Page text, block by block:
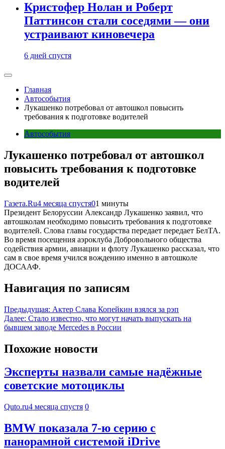
Кристофер Нолан и Роберт
Паттинсон стали соседями — они
устраивают киновечера
6 дней спустя
Главная
Автособытия
Лукашенко потребовал от автошкол повысить
требования к подготовке водителей
Автособытия
Лукашенко потребовал от автошкол
повысить требования к подготовке
водителей
Газета.Ru4 месяца спустя01 минуты
Президент Белоруссии Александр Лукашенко заявил, что
автошколам необходимо повысить требования к подготовке
водителей. Слова главы государства передает передает БелТА.
Во время посещения аэроклуба Добровольного общества
содействия армии, авиации и флоту Лукашенко рассказал, что
сам в свое время учился вождению именно в автошколе
ДОСААФ.
Навигация по записям
Предыдущая: Актер Слава Копейкин взялся за рэп
Далее: Стало известно, что могут начать выпускать на
бывшем заводе Mercedes в России
Похожие новости
Эксперты назвали самые надёжные
советские мотоциклы
Quto.ru4 месяца спустя 0
BMW показала 7‑ю серию с
панорамной системой iDrive